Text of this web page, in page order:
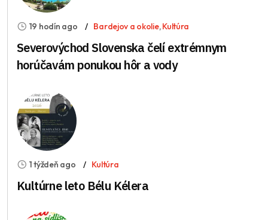
19 hodín ago Bardejov a okolie,Kultúra
Severovýchod Slovenska čelí extrémnym
horúčavám ponukou hôr a vody
1 týždeň ago Kultúra
Kultúrne leto Bélu Kélera